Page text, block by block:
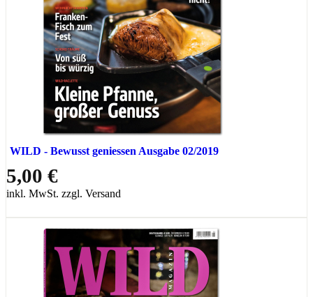
WILD - Bewusst geniessen Ausgabe 02/2019
5,00 €
inkl. MwSt. zzgl. Versand